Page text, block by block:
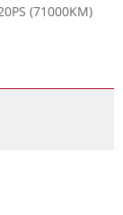
(71000KM)